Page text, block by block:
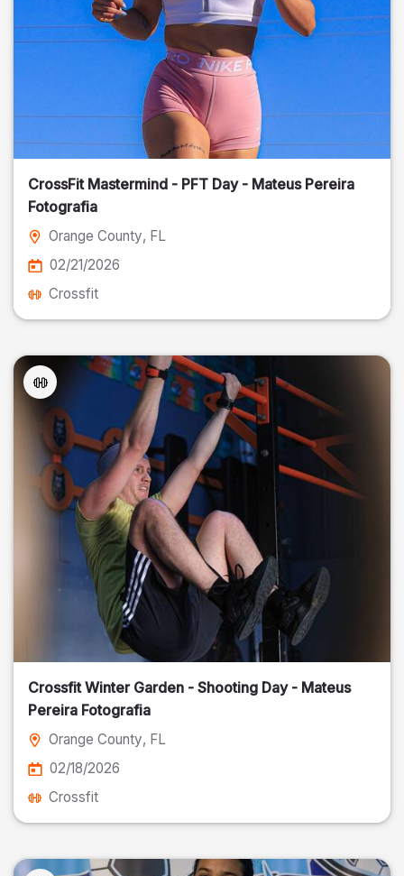
CrossFit Mastermind - PFT Day - Mateus Pereira
Fotografia
Orange County, FL
02/21/2026
Crossfit
Crossfit Winter Garden - Shooting Day - Mateus
Pereira Fotografia
Orange County, FL
02/18/2026
Crossfit